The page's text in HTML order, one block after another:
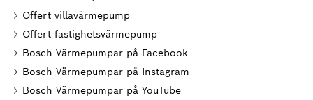
Offert villavärmepump
Offert fastighetsvärmepump
Bosch Värmepumpar på Facebook
Bosch Värmepumpar på Instagram
Bosch Värmepumpar på YouTube